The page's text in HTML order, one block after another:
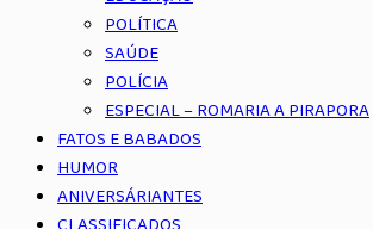
POLÍTICA
SAÚDE
POLÍCIA
ESPECIAL – ROMARIA A PIRAPORA
FATOS E BABADOS
HUMOR
ANIVERSÁRIANTES